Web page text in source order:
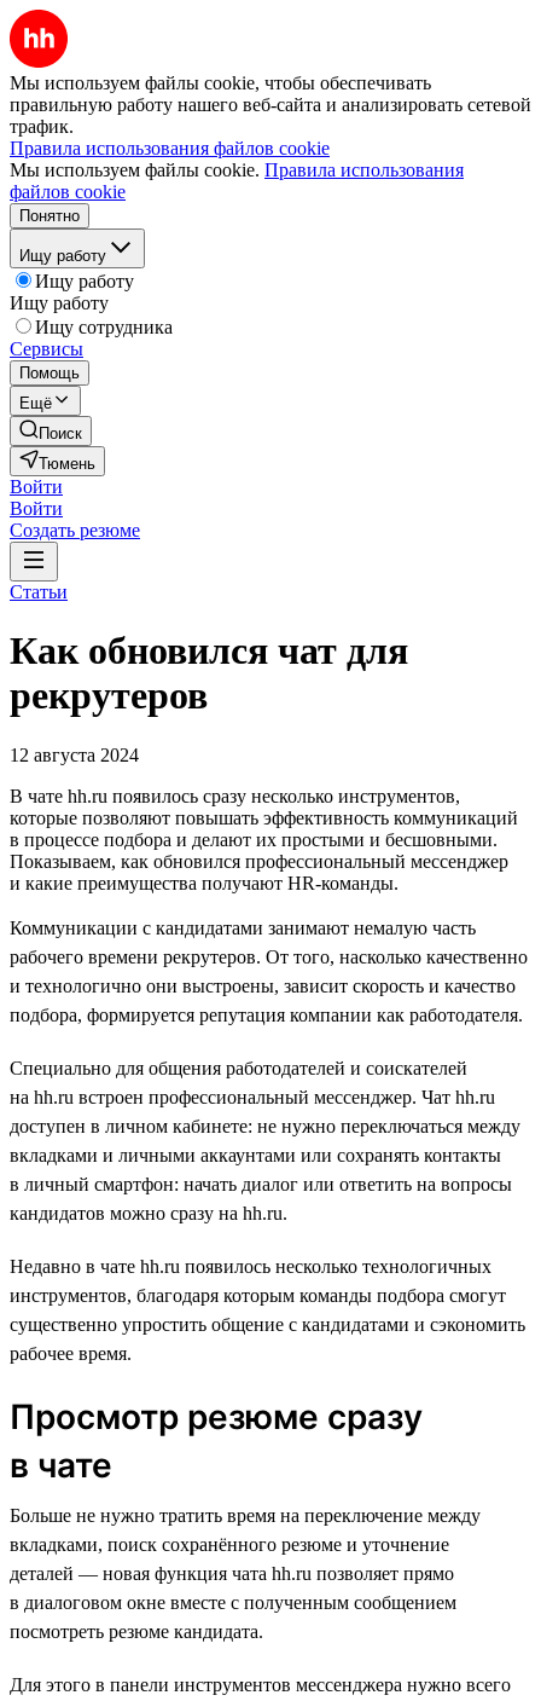
Мы используем файлы cookie, чтобы обеспечивать
правильную работу нашего веб-сайта и анализировать сетевой
трафик.
Правила использования файлов cookie
Мы используем файлы cookie. Правила использования
файлов cookie
Понятно
Ищу работу
Ищу работу
Ищу работу
Ищу сотрудника
Сервисы
Помощь
Ещё
Поиск
Тюмень
Войти
Войти
Создать резюме
Статьи
Как обновился чат для
рекрутеров
12 августа 2024
В чате hh.ru появилось сразу несколько инструментов,
которые позволяют повышать эффективность коммуникаций
в процессе подбора и делают их простыми и бесшовными.
Показываем, как обновился профессиональный мессенджер
и какие преимущества получают HR-команды.
Коммуникации с кандидатами занимают немалую часть
рабочего времени рекрутеров. От того, насколько качественно
и технологично они выстроены, зависит скорость и качество
подбора, формируется репутация компании как работодателя.
Специально для общения работодателей и соискателей
на hh.ru встроен профессиональный мессенджер. Чат hh.ru
доступен в личном кабинете: не нужно переключаться между
вкладками и личными аккаунтами или сохранять контакты
в личный смартфон: начать диалог или ответить на вопросы
кандидатов можно сразу на hh.ru.
Недавно в чате hh.ru появилось несколько технологичных
инструментов, благодаря которым команды подбора смогут
существенно упростить общение с кандидатами и сэкономить
рабочее время.
Просмотр резюме сразу
в чате
Больше не нужно тратить время на переключение между
вкладками, поиск сохранённого резюме и уточнение
деталей — новая функция чата hh.ru позволяет прямо
в диалоговом окне вместе с полученным сообщением
посмотреть резюме кандидата.
Для этого в панели инструментов мессенджера нужно всего